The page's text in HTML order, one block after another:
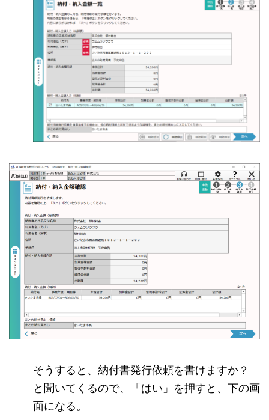
そうすると、納付書発行依頼を書けますか？
と聞いてくるので、「はい」を押すと、下の画
面になる。